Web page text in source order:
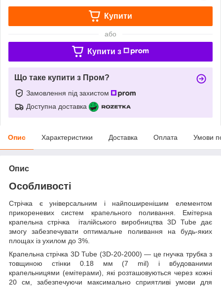
Купити
або
Купити з
Що таке купити з Пром?
Замовлення під захистом
Доступна доставка
Опис Характеристики Доставка Оплата Умови
Опис
Особливості
Стрічка є універсальним і найпоширенішим елементом
прикореневих систем крапельного поливання. Емітерна
крапельна стрічка італійського виробництва 3D Tube дає
змогу забезпечувати оптимальне поливання на будь-яких
площах із ухилом до 3%.
Крапельна стрічка 3D Tube (3D-20-2000) — це гнучка трубка з
товщиною стінки 0.18 мм (7 mil) і вбудованими
крапельницями (емітерами), які розташовуються через кожні
20 см, забезпечуючи максимально сприятливі умови для